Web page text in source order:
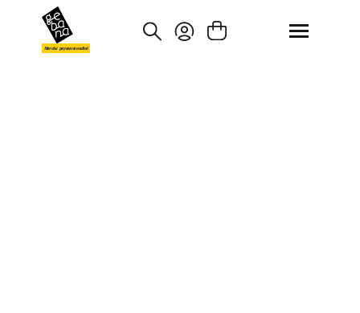
au contenu principal
Passer à la recherche
Marché paysan mondial